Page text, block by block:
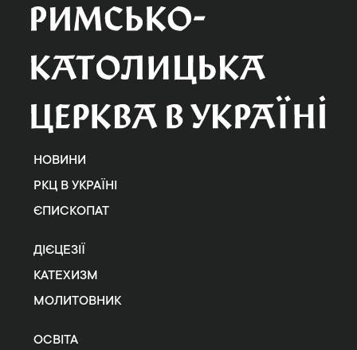
НОВИНИ
РКЦ В УКРАЇНІ
ЄПИСКОПАТ
ДІЄЦЕЗІЇ
КАТЕХИЗМ
МОЛИТОВНИК
ОСВІТА